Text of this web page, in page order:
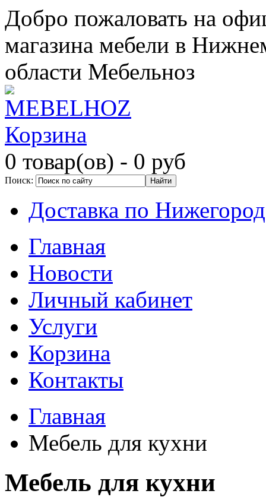
Добро пожаловать на
магазина мебели в
области Мебельноз
Корзина
0 товар(ов) - 0 руб
Поиск:
Доставка по
Главная
Новости
Личный кабинет
Услуги
Корзина
Контакты
Главная
Мебель для кухни
Мебель для кухни